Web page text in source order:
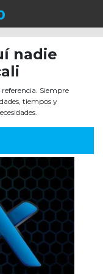
nadie
Siempre
tiempos y